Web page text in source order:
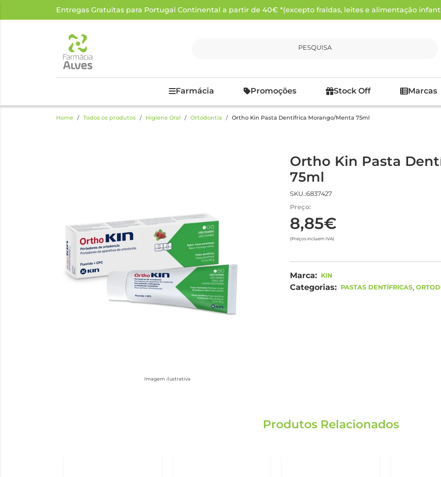
Entregas Gratuitas para Portugal Continental a partir de 40€ *(excepto fraldas, leites e alimentação
PESQUISA
Farmácia Promoções Stock Off Marcas
Home Todos os produtos Higiene Oral Ortodontia Ortho Kin Pasta Dentífrica Morango/Menta 75ml
Imagem ilustrativa
Ortho Kin Pasta
75ml
SKU.:6837427
Preço:
8,85€
(Preços incluem IVA)
Marca: KIN
Categorias: PASTAS DENTÍFRICAS,
Produtos Relacionados